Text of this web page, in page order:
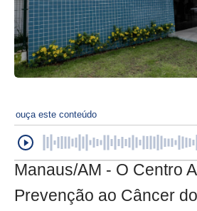
ouça este conteúdo
Manaus/AM - O Centro
Prevenção ao Câncer